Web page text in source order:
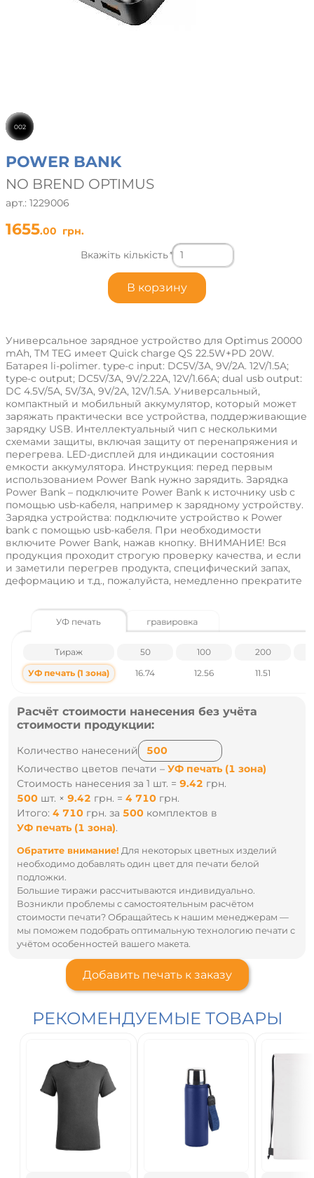
002
POWER BANK
NO BREND OPTIMUS
арт.: 1229006
1655.00 грн.
Вкажіть кількість*
Универсальное зарядное устройство для Optimus 20000
mAh, TM TEG имеет Quick charge QS 22.5W+PD 20W.
Батарея li-polimer. type-c input: DC5V/3A, 9V/2A. 12V/1.5A;
type-c output; DC5V/3A, 9V/2.22A, 12V/1.66A; dual usb output:
DC 4.5V/5A, 5V/3A, 9V/2A, 12V/1.5A. Универсальный,
компактный и мобильный аккумулятор, который может
заряжать практически все устройства, поддерживающие
зарядку USB. Интеллектуальный чип с несколькими
схемами защиты, включая защиту от перенапряжения и
перегрева. LED-дисплей для индикации состояния
емкости аккумулятора. Инструкция: перед первым
использованием Power Bank нужно зарядить. Зарядка
Power Bank – подключите Power Bank к источнику usb с
помощью usb-кабеля, например к зарядному устройству.
Зарядка устройства: подключите устройство к Power
bank с помощью usb-кабеля. При необходимости
включите Power Bank, нажав кнопку. ВНИМАНИЕ! Вся
продукция проходит строгую проверку качества, и если
и заметили перегрев продукта, специфический запах,
деформацию и т.д., пожалуйста, немедленно прекратите
его использование и обратитесь к продавцу.
Характеристики товара
Емкость - 20000 mAh
Вес - 396 грамм
Материал - Пластик
Размер – 68.2 х 28 х 142 мм
ТМ - Teg
Цены указаны без учета НДС.
Наличие и цены уточняйте у наших менеджеров по тел
.: +38 095 931 76 31
В корзину
УФ печать гравировка
Тираж 50 100 200
УФ печать (1 зона)
16.74 12.56 11.51
Расчёт стоимости нанесения без учёта
стоимости продукции:
Количество нанесений
Количество цветов печати – УФ печать (1 зона)
Стоимость нанесения за 1 шт. = 9.42 грн.
500 шт. × 9.42 грн. = 4 710 грн.
Итого: 4 710 грн. за 500 комплектов в
УФ печать (1 зона).
Обратите внимание! Для некоторых цветных изделий
необходимо добавлять один цвет для печати белой
подложки.
Большие тиражи рассчитываются индивидуально.
Возникли проблемы с самостоятельным расчётом
стоимости печати? Обращайтесь к нашим менеджерам —
мы поможем подобрать оптимальную технологию печати с
учётом особенностей вашего макета.
Добавить печать к заказу
РЕКОМЕНДУЕМЫЕ ТОВАРЫ